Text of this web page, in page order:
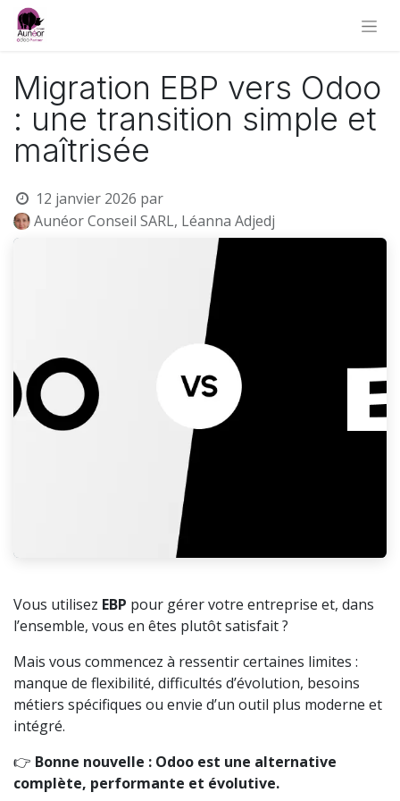
Migration EBP vers Odoo
: une transition simple et
maîtrisée
12 janvier 2026 par
Aunéor Conseil SARL, Léanna Adjedj
Vous utilisez EBP pour gérer votre entreprise et, dans
l’ensemble, vous en êtes plutôt satisfait ?
Mais vous commencez à ressentir certaines limites :
manque de flexibilité, difficultés d’évolution, besoins
métiers spécifiques ou envie d’un outil plus moderne et
intégré.
👉 Bonne nouvelle : Odoo est une alternative
complète, performante et évolutive.